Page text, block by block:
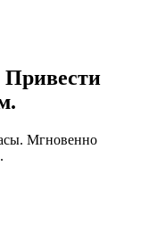
Привести
Мгновенно